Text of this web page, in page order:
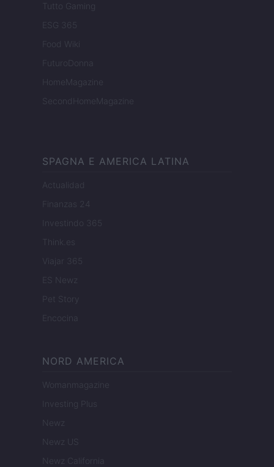
Tutto Gaming
ESG 365
Food Wiki
FuturoDonna
HomeMagazine
SecondHomeMagazine
SPAGNA E AMERICA LATINA
Actualidad
Finanzas 24
Investindo 365
Think.es
Viajar 365
ES Newz
Pet Story
Encocina
NORD AMERICA
Womanmagazine
Investing Plus
Newz
Newz US
Newz California